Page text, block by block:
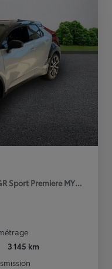
Sport Premiere MY25
3 145 km